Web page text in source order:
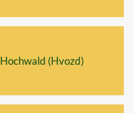
Hochwald (Hvozd)